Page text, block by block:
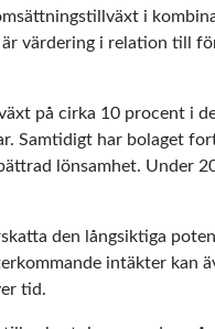
i
värdering i relation till
på cirka 10 procent i
Samtidigt har bolaget
lönsamhet. Under
den långsiktiga
intäkter
tid.